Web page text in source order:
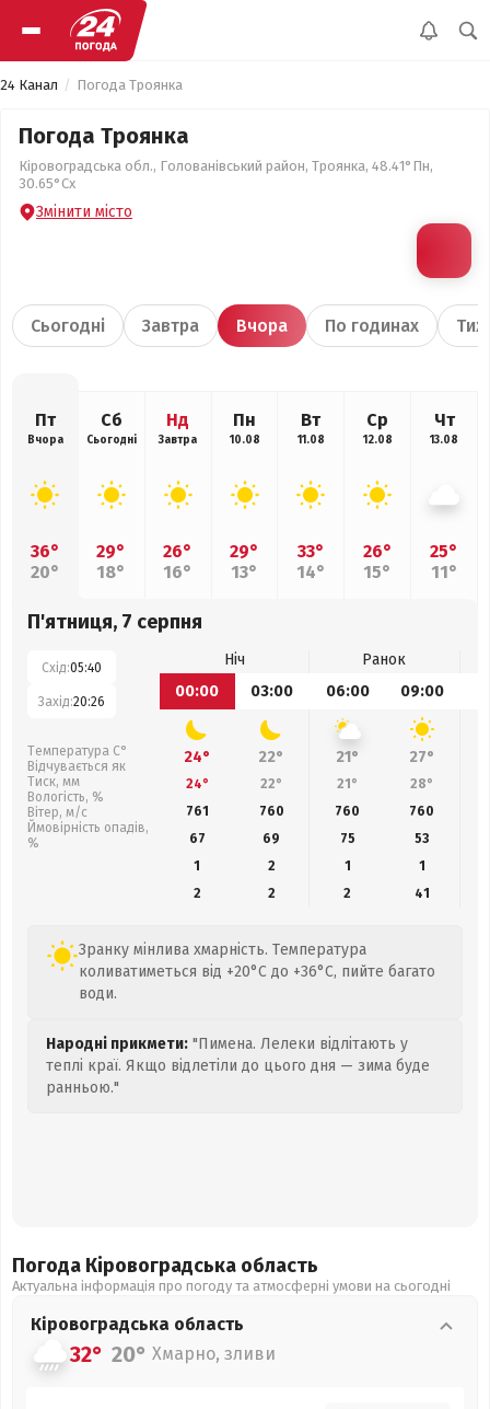
24 Канал Погода Троянка
Погода Троянка
Кіровоградська обл., Голованівський район, Троянка, 48.41°Пн,
30.65°Сх
Змінити місто
Сьогодні Завтра Вчора По годинах
Пт
Вчора
36°
20°
Сб
Сьогодні
29°
18°
Нд
Завтра
26°
16°
Пн
10.08
29°
13°
Вт
11.08
33°
14°
Ср
12.08
26°
15°
Чт
13.08
25°
11°
П'ятниця, 7 серпня
Схід:05:40
Захід:20:26
Температура С°
Відчувається як
Тиск, мм
Вологість, %
Вітер, м/с
Ймовірність опадів,
%
Ніч
Ранок
00:00
03:00 06:00 09:00
24° 22° 21° 27°
24° 22° 21° 28°
761
760 760 760
67
69 75
53
1
2 1
1
2
2 2 41
Зранку мінлива хмарність. Температура
коливатиметься від +20°C до +36°C, пийте багато
води.
Народні прикмети: "Пимена. Лелеки відлітають у
теплі краї. Якщо відлетіли до цього дня — зима буде
ранньою."
Погода Кіровоградська область
Актуальна інформація про погоду та атмосферні умови на сьогодні
Кіровоградська область
32° 20° Хмарно, зливи